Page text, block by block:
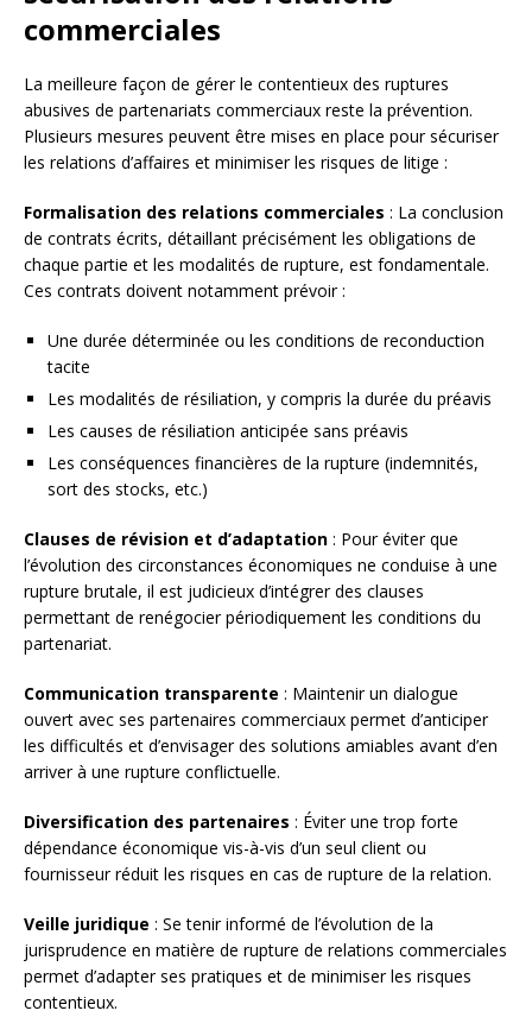
commerciales
La meilleure façon de gérer le contentieux des ruptures
abusives de partenariats commerciaux reste la prévention.
Plusieurs mesures peuvent être mises en place pour sécuriser
les relations d’affaires et minimiser les risques de litige :
Formalisation des relations commerciales : La conclusion
de contrats écrits, détaillant précisément les obligations de
chaque partie et les modalités de rupture, est fondamentale.
Ces contrats doivent notamment prévoir :
Une durée déterminée ou les conditions de reconduction
tacite
Les modalités de résiliation, y compris la durée du préavis
Les causes de résiliation anticipée sans préavis
Les conséquences financières de la rupture (indemnités,
sort des stocks, etc.)
Clauses de révision et d’adaptation : Pour éviter que
l’évolution des circonstances économiques ne conduise à une
rupture brutale, il est judicieux d’intégrer des clauses
permettant de renégocier périodiquement les conditions du
partenariat.
Communication transparente : Maintenir un dialogue
ouvert avec ses partenaires commerciaux permet d’anticiper
les difficultés et d’envisager des solutions amiables avant d’en
arriver à une rupture conflictuelle.
Diversification des partenaires : Éviter une trop forte
dépendance économique vis-à-vis d’un seul client ou
fournisseur réduit les risques en cas de rupture de la relation.
Veille juridique : Se tenir informé de l’évolution de la
jurisprudence en matière de rupture de relations commerciales
permet d’adapter ses pratiques et de minimiser les risques
contentieux.